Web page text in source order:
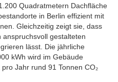
Quadratmetern Dachfläche
in Berlin effizient mit
Gleichzeitig zeigt sie, dass
gestalteten
lässt. Die jährliche
kWh wird im Gebäude
Jahr rund 91 Tonnen CO₂